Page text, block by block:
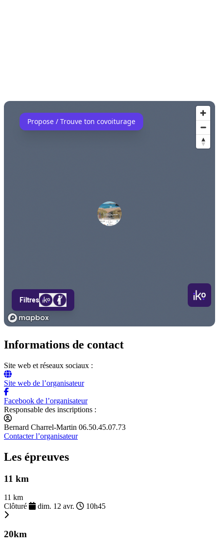
Informations de contact
Site web et réseaux sociaux :
Site web de l’organisateur
Facebook de l’organisateur
Responsable des inscriptions :
Bernard Charrel-Martin 06.50.45.07.73
Contacter l’organisateur
Les épreuves
11 km
11 km
Clôturé
dim. 12 avr. 10h45
20km